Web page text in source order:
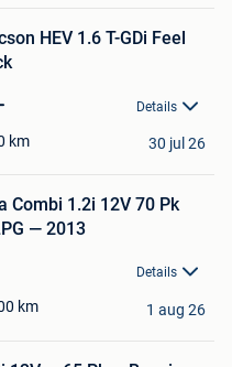
HEV 1.6 T-GDi Feel
Details
km 30 jul 26
Combi 1.2i 12V 70 Pk
— 2013
Details
km 1 aug 26